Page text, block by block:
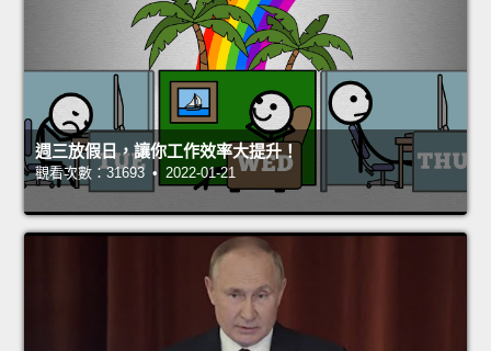
週三放假日，讓你工作效率大提升！
觀看次數：31693 • 2022-01-21